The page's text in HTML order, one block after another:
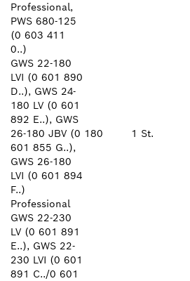
Professional,
PWS 680-125
(0 603 411
0..)
GWS 22-180
LVI (0 601 890
D..), GWS 24-
180 LV (0 601
892 E..), GWS
26-180 JBV (0
601 855 G..),
GWS 26-180
LVI (0 601 894
F..)
Professional
180 1 St.
GWS 22-230
LV (0 601 891
E..), GWS 22-
230 LVI (0 601
891 C../0 601